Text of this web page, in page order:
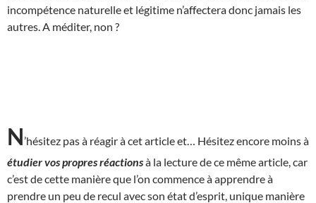
incompétence naturelle et légitime n’affectera donc jamais les
autres. A méditer, non ?
N’hésitez pas à réagir à cet article et… Hésitez encore moins à
étudier vos propres réactionsà la lecture de ce même article, car
c’est de cette manière que l’on commence à apprendre à
prendre un peu de recul avec son état d’esprit, unique manière